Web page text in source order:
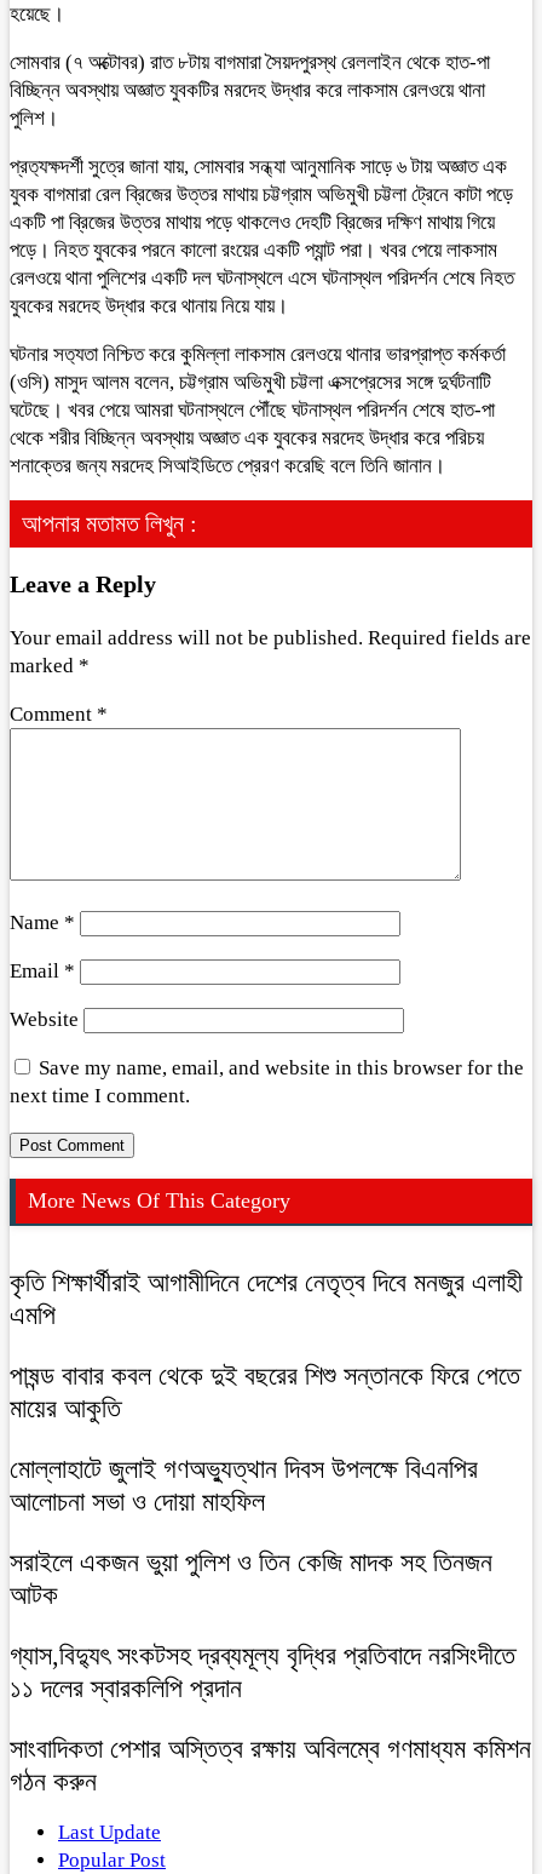
হয়েছে।
সোমবার (৭ অক্টোবর) রাত ৮টায় বাগমারা সৈয়দপুরস্থ রেললাইন থেকে হাত-পা
বিচ্ছিন্ন অবস্থায় অজ্ঞাত যুবকটির মরদেহ উদ্ধার করে লাকসাম রেলওয়ে থানা
পুলিশ।
প্রত‍্যক্ষদর্শী সুত্রে জানা যায়, সোমবার সন্ধ্যা আনুমানিক সাড়ে ৬ টায় অজ্ঞাত এক
যুবক বাগমারা রেল ব্রিজের উত্তর মাথায় চট্টগ্রাম অভিমুখী চট্টলা ট্রেনে কাটা পড়ে
একটি পা ব্রিজের উত্তর মাথায় পড়ে থাকলেও দেহটি ব্রিজের দক্ষিণ মাথায় গিয়ে
পড়ে। নিহত যুবকের পরনে কালো রংয়ের একটি প্যান্ট পরা। খবর পেয়ে লাকসাম
রেলওয়ে থানা পুলিশের একটি দল ঘটনাস্থলে এসে ঘটনাস্থল পরিদর্শন শেষে নিহত
যুবকের মরদেহ উদ্ধার করে থানায় নিয়ে যায়।
ঘটনার সত‍্যতা নিশ্চিত করে কুমিল্লা লাকসাম রেলওয়ে থানার ভারপ্রাপ্ত কর্মকর্তা
(ওসি) মাসুদ আলম বলেন, চট্টগ্রাম অভিমুখী চট্টলা এক্সপ্রেসের সঙ্গে দুর্ঘটনাটি
ঘটেছে। খবর পেয়ে আমরা ঘটনাস্থলে পৌঁছে ঘটনাস্থল পরিদর্শন শেষে হাত-পা
থেকে শরীর বিচ্ছিন্ন অবস্থায় অজ্ঞাত এক যুবকের মরদেহ উদ্ধার করে পরিচয়
শনাক্তের জন্য মরদেহ সিআইডিতে প্রেরণ করেছি বলে তিনি জানান।
আপনার মতামত লিখুন :
Leave a Reply
Your email address will not be published. Required fields are
marked *
Comment *
Name *
Email *
Website
Save my name, email, and website in this browser for the
next time I comment.
More News Of This Category
কৃতি শিক্ষার্থীরাই আগামীদিনে দেশের নেতৃত্ব দিবে মনজুর এলাহী
এমপি
পাষন্ড বাবার কবল থেকে দুই বছরের শিশু সন্তানকে ফিরে পেতে
মায়ের আকুতি
মোল্লাহাটে জুলাই গণঅভ্যুত্থান দিবস উপলক্ষে বিএনপির
আলোচনা সভা ও দোয়া মাহফিল
সরাইলে একজন ভুয়া পুলিশ ও তিন কেজি মাদক সহ তিনজন
আটক
গ্যাস,বিদ্যুৎ সংকটসহ দ্রব্যমূল্য বৃদ্ধির প্রতিবাদে নরসিংদীতে
১১ দলের স্বারকলিপি প্রদান
সাংবাদিকতা পেশার অস্তিত্ব রক্ষায় অবিলম্বে গণমাধ্যম কমিশন
গঠন করুন
Last Update
Popular Post